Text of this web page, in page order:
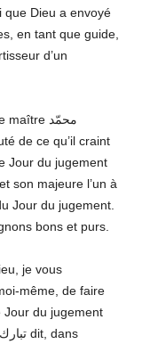
que Dieu a envoyé
en tant que guide,
d’un
Ô Dieu honore et élève davantage notre maître محمّد
de ce qu’il craint
Jour du jugement
son majeure l’un à
Jour du jugement.
bons et purs.
je vous
même, de faire
Jour du jugement